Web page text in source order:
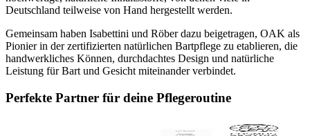
Deutschland teilweise von Hand hergestellt werden.
Gemeinsam haben Isabettini und Röber dazu beigetragen, OAK als
Pionier in der zertifizierten natürlichen Bartpflege zu etablieren, die
handwerkliches Können, durchdachtes Design und natürliche
Leistung für Bart und Gesicht miteinander verbindet.
Perfekte Partner für deine Pflegeroutine